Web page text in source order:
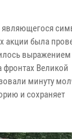
являющегося
акции была
выражением
фронтах Великой
минуту
и сохраняет